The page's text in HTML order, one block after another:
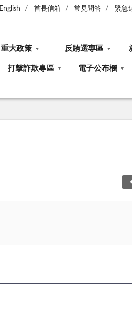
English 首長信箱 常見問答 緊急
重大政策 反賄選專區
打擊詐欺專區 電子公布欄